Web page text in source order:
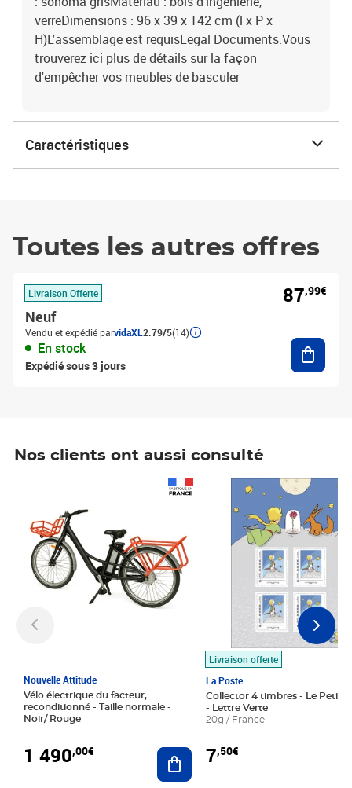
verreDimensions : 96 x 39 x 142 cm (l x P x
H)L'assemblage est requisLegal Documents:Vous
trouverez ici plus de détails sur la façon
d'empêcher vos meubles de basculer
Caractéristiques
Toutes les autres offres
Livraison Offerte
Neuf
Vendu et expédié parvidaXL 2.79/5(14)
En stock
Expédié sous 3 jours
87,99€
Nos clients ont aussi consulté
Nouvelle Attitude
Vélo électrique du facteur,
reconditionné - Taille normale -
Noir/ Rouge
1 490,00€ Ajouter au panier
Livraison offerte
La Poste
Collector 4 timbres - Le Petit
- Lettre Verte
20g / France
7,50€
Prix 7,50€